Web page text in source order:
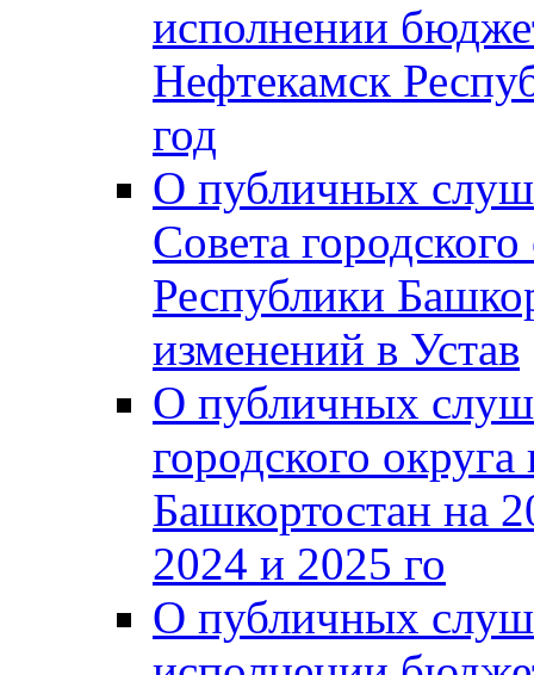
исполнении
Нефтекамск
год
О публичных
Совета
Республики
изменений в Устав
О публичных
городского
Башкортостан на
2024 и 2025 го
О публичных